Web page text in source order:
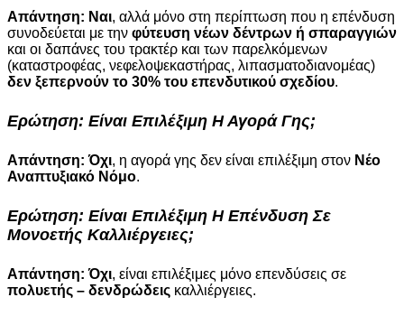
Απάντηση: Ναι, αλλά μόνο στη περίπτωση που η επένδυση
συνοδεύεται με την φύτευση νέων δέντρων ή σπαραγγιών
και οι δαπάνες του τρακτέρ και των παρελκόμενων
(καταστροφέας, νεφελοψεκαστήρας, λιπασματοδιανομέας)
δεν ξεπερνούν το 30% του επενδυτικού σχεδίου.
Ερώτηση: Είναι Επιλέξιμη Η Αγορά Γης;
Απάντηση: Όχι, η αγορά γης δεν είναι επιλέξιμη στον Νέο
Αναπτυξιακό Νόμο.
Ερώτηση: Είναι Επιλέξιμη Η Επένδυση Σε
Μονοετής Καλλιέργειες;
Απάντηση: Όχι, είναι επιλέξιμες μόνο επενδύσεις σε
πολυετής – δενδρώδεις καλλιέργειες.